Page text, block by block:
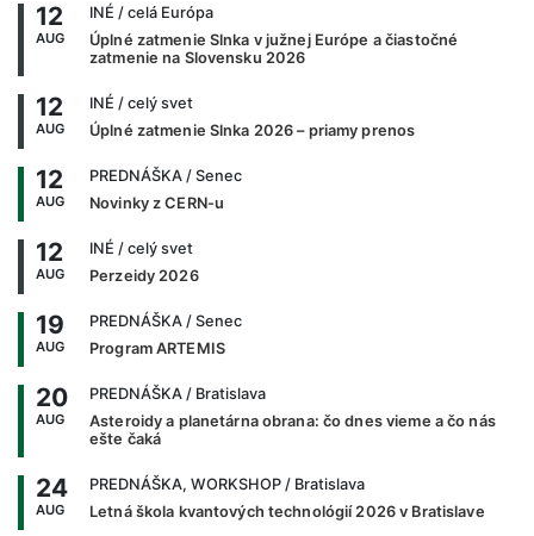
12
AUG
INÉ / celá Európa
Úplné zatmenie Slnka v južnej Európe a čiastočné
zatmenie na Slovensku 2026
12
AUG
INÉ / celý svet
Úplné zatmenie Slnka 2026 – priamy prenos
12
AUG
PREDNÁŠKA / Senec
Novinky z CERN-u
12
AUG
INÉ / celý svet
Perzeidy 2026
19
AUG
PREDNÁŠKA / Senec
Program ARTEMIS
20
AUG
PREDNÁŠKA / Bratislava
Asteroidy a planetárna obrana: čo dnes vieme a čo nás
ešte čaká
24
AUG
PREDNÁŠKA, WORKSHOP / Bratislava
Letná škola kvantových technológií 2026 v Bratislave